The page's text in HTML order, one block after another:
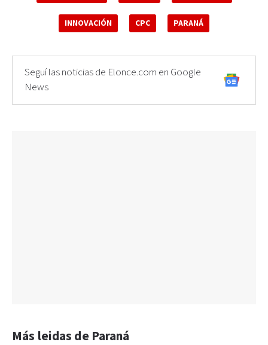
INNOVACIÓN CPC PARANÁ
Seguí las noticias de Elonce.com en Google
News
Más leidas de Paraná